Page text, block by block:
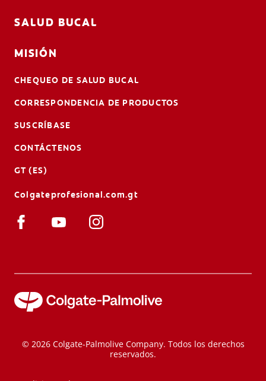
SALUD BUCAL
MISIÓN
CHEQUEO DE SALUD BUCAL
CORRESPONDENCIA DE PRODUCTOS
SUSCRÍBASE
CONTÁCTENOS
GT (ES)
Colgateprofesional.com.gt
© 2026 Colgate-Palmolive Company. Todos los derechos
reservados.